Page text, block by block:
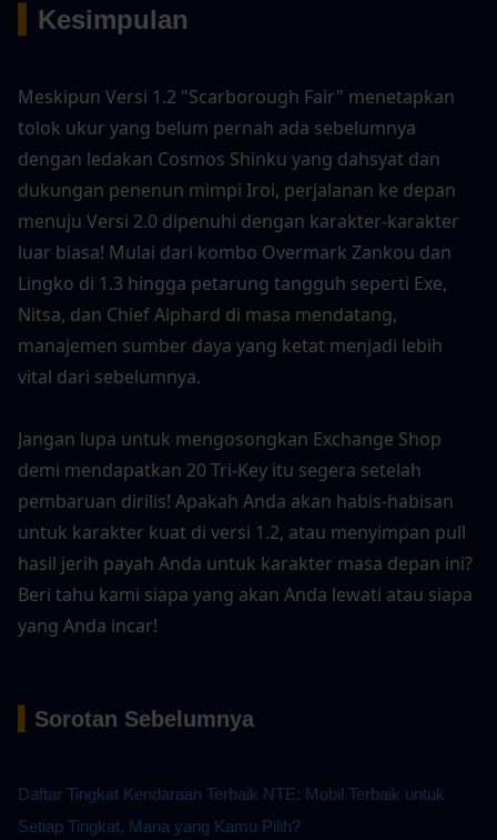
Kesimpulan
Meskipun Versi 1.2 "Scarborough Fair" menetapkan
tolok ukur yang belum pernah ada sebelumnya
dengan ledakan Cosmos Shinku yang dahsyat dan
dukungan penenun mimpi Iroi, perjalanan ke depan
menuju Versi 2.0 dipenuhi dengan karakter-karakter
luar biasa! Mulai dari kombo Overmark Zankou dan
Lingko di 1.3 hingga petarung tangguh seperti Exe,
Nitsa, dan Chief Alphard di masa mendatang,
manajemen sumber daya yang ketat menjadi lebih
vital dari sebelumnya.
Jangan lupa untuk mengosongkan Exchange Shop
demi mendapatkan 20 Tri-Key itu segera setelah
pembaruan dirilis! Apakah Anda akan habis-habisan
untuk karakter kuat di versi 1.2, atau menyimpan pull
hasil jerih payah Anda untuk karakter masa depan ini?
Beri tahu kami siapa yang akan Anda lewati atau siapa
yang Anda incar!
Sorotan Sebelumnya
Daftar Tingkat Kendaraan Terbaik NTE: Mobil Terbaik untuk
Setiap Tingkat, Mana yang Kamu Pilih?